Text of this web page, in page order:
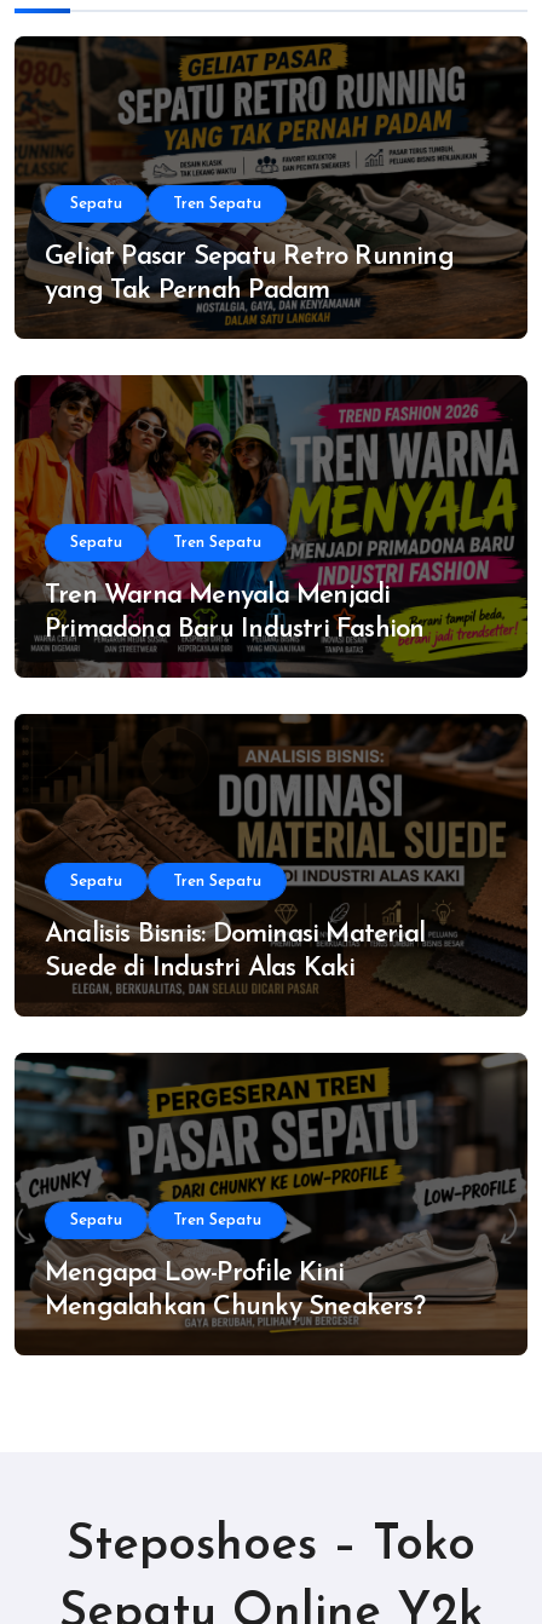
Sepatu Tren Sepatu
Geliat Pasar Sepatu Retro Running
yang Tak Pernah Padam
Sepatu Tren Sepatu
Tren Warna Menyala Menjadi
Primadona Baru Industri Fashion
Sepatu Tren Sepatu
Analisis Bisnis: Dominasi Material
Suede di Industri Alas Kaki
Sepatu Tren Sepatu
Mengapa Low-Profile Kini
Mengalahkan Chunky Sneakers?
Steposhoes – Toko
Sepatu Online Y2k